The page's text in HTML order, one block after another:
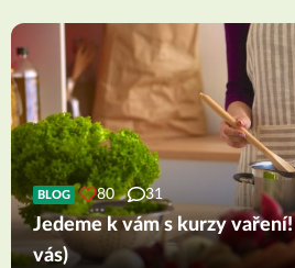
BLOG 80 31
Jedeme k vám s kurzy
vás)